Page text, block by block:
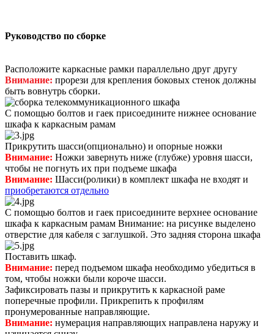
Руководство по сборке
Расположите каркасные рамки параллельно друг другу
Внимание: прорези для крепления боковых стенок должны
быть вовнутрь сборки.
С помощью болтов и гаек присоедините нижнее основание
шкафа к каркасным рамам
Прикрутить шасси(опционально) и опорные ножки
Внимание: Ножки завернуть ниже (глубже) уровня шасси,
чтобы не погнуть их при подъеме шкафа
Внимание: Шасси(ролики) в комплект шкафа не входят и
приобретаются отдельно
С помощью болтов и гаек присоедините верхнее основание
шкафа к каркасным рамам Внимание: на рисунке выделено
отверстие для кабеля с заглушкой. Это задняя сторона шкафа
Поставить шкаф.
Внимание: перед подъемом шкафа необходимо убедиться в
том, чтобы ножки были короче шасси.
Зафиксировать пазы и прикрутить к каркасной раме
поперечные профили. Прикрепить к профилям
пронумерованные направляющие.
Внимание: нумерация направляющих направлена наружу и